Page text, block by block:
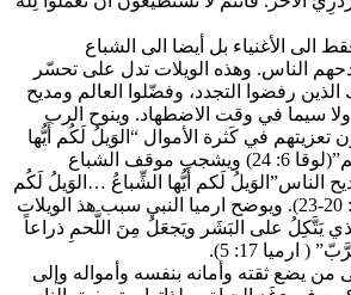
الى الأغنياء بل أيضا الى الشباع
الناس. وهذه الويلات تدل على تحسّر
رفضوا التجدد، وفضّلوا العالم ومديح
سيما في وقت الاضطهاد. وينوح الرب
تعزيتهم في كَثرة الأموال “الوَيلُ لَكُم أَيُّها
الأَغنِياء فقَد نِلتُم عَزاءَكُم”(لوقا 6: 24) ويشجب موقف الشباع
الناس”الوَيلُ لَكم أَيُّها الشِّباعُ …الوَيلُ لَكُم
أَيُّها الضَّاحِكونَ” (لوقا 6: 20-23). ويوضح ارميا النبي سبب هذ الويلات
يَتَّكِلُ على البَشَر ويَجعَلُ مِنَ اللَّحمِ ذراعاً
17: 5).
من يضع ثقته وأمانه بنفسه وأمواله وإلى